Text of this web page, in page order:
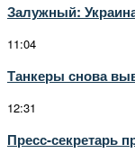
Залужный:
11:04
Танкеры снова
12:31
Пресс-секретарь